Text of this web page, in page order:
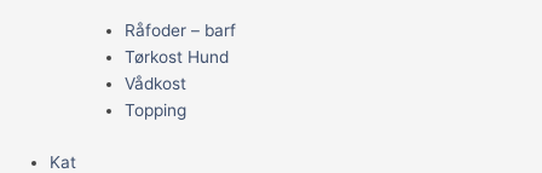
Råfoder – barf
Tørkost Hund
Vådkost
Topping
Kat